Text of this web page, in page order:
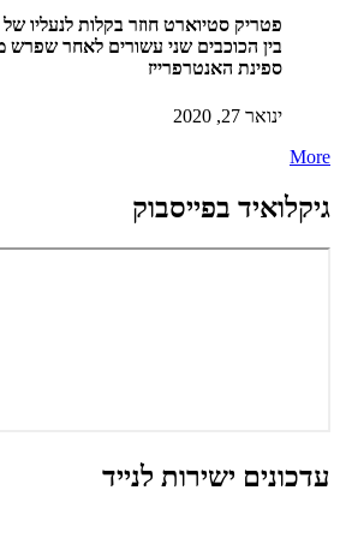
פטריק סטיוארט חוזר בקלות לנעליו
בין הכוכבים שני עשורים לאחר שפרש
ספינת האנטרפרייז
ינואר 27, 2020
More
גיקלואיד בפייסבוק
עדכונים ישירות לנייד